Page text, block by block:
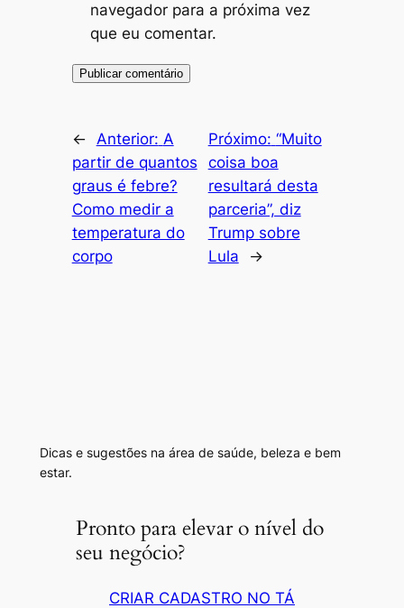
navegador para a próxima vez
que eu comentar.
← Anterior: A
partir de quantos
graus é febre?
Como medir a
temperatura do
corpo
Próximo: “Muito
coisa boa
resultará desta
parceria”, diz
Trump sobre
Lula
→
Dicas e sugestões na área de saúde, beleza e bem
estar.
Pronto para elevar o nível do
seu negócio?
CRIAR CADASTRO NO TÁ